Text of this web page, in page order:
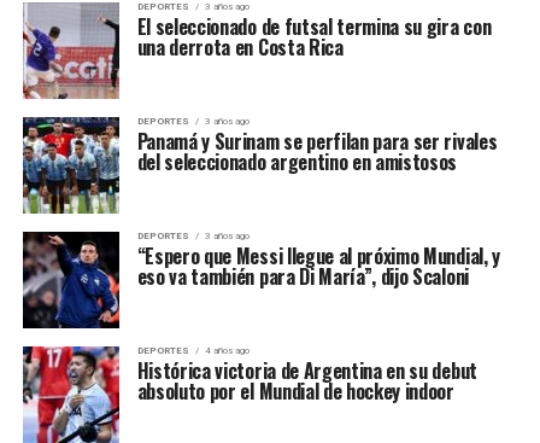
DEPORTES 3 años ago
El seleccionado de futsal termina su gira con
una derrota en Costa Rica
DEPORTES 3 años ago
Panamá y Surinam se perfilan para ser rivales
del seleccionado argentino en amistosos
DEPORTES 3 años ago
“Espero que Messi llegue al próximo Mundial, y
eso va también para Di María”, dijo Scaloni
DEPORTES 4 años ago
Histórica victoria de Argentina en su debut
absoluto por el Mundial de hockey indoor